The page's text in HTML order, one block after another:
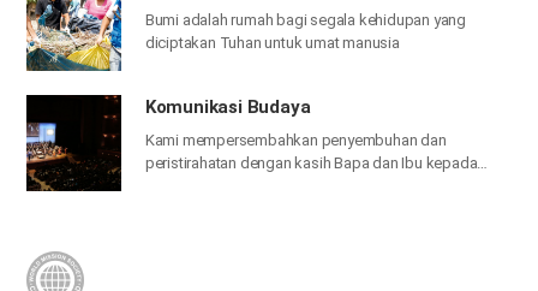
Bumi adalah rumah bagi segala kehidupan yang
diciptakan Tuhan untuk umat manusia
Komunikasi Budaya
Kami mempersembahkan penyembuhan dan
peristirahatan dengan kasih Bapa dan Ibu kepada